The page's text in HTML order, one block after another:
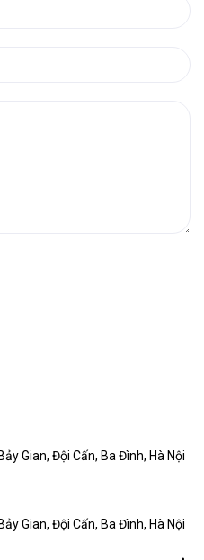
Gian, Đội Cấn, Ba Đình, Hà Nội
Gian, Đội Cấn, Ba Đình, Hà Nội